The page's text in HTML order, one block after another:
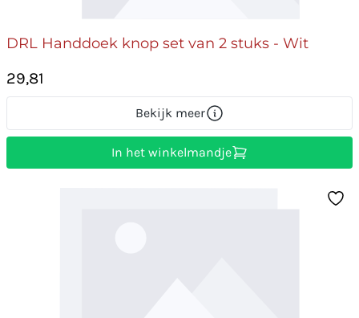
DRL Handdoek knop set van 2 stuks - Wit
29,81
Bekijk meer
In het winkelmandje